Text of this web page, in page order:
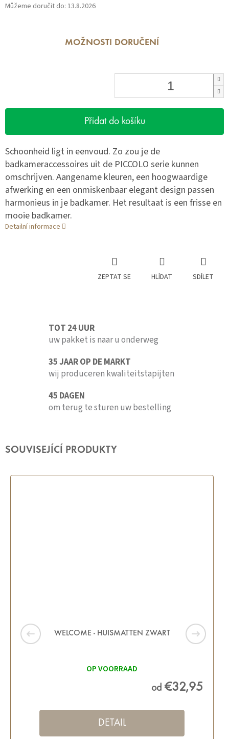
Můžeme doručit do: 13.8.2026
MOŽNOSTI DORUČENÍ
Přidat do košíku
Schoonheid ligt in eenvoud. Zo zou je de
badkameraccessoires uit de PICCOLO serie kunnen
omschrijven. Aangename kleuren, een hoogwaardige
afwerking en een onmiskenbaar elegant design passen
harmonieus in je badkamer. Het resultaat is een frisse en
mooie badkamer.
Detailní informace
ZEPTAT SE HLÍDAT SDÍLET
TOT 24 UUR
uw pakket is naar u onderweg
35 JAAR OP DE MARKT
wij produceren kwaliteitstapijten
45 DAGEN
om terug te sturen uw bestelling
SOUVISEJÍCÍ PRODUKTY
WELCOME - HUISMATTEN ZWART
OP VOORRAAD
od €32,95
DETAIL